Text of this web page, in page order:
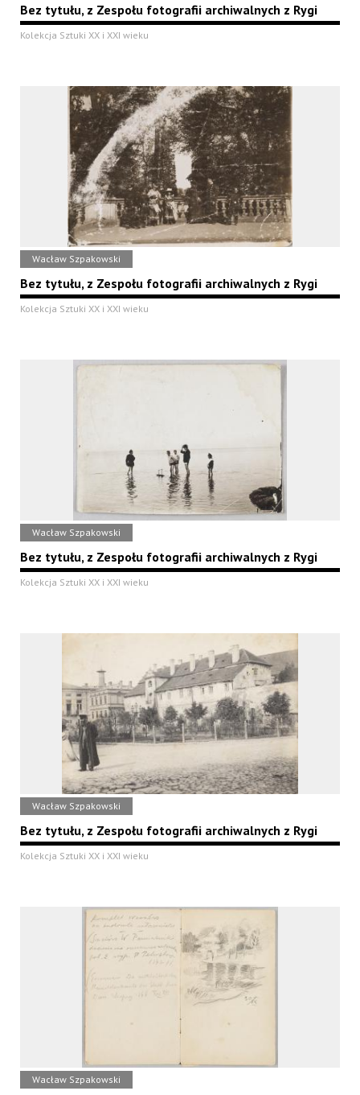
Bez tytułu, z Zespołu fotografii archiwalnych z Rygi
Kolekcja Sztuki XX i XXI wieku
Wacław Szpakowski
Bez tytułu, z Zespołu fotografii archiwalnych z Rygi
Kolekcja Sztuki XX i XXI wieku
Wacław Szpakowski
Bez tytułu, z Zespołu fotografii archiwalnych z Rygi
Kolekcja Sztuki XX i XXI wieku
Wacław Szpakowski
Bez tytułu, z Zespołu fotografii archiwalnych z Rygi
Kolekcja Sztuki XX i XXI wieku
Wacław Szpakowski